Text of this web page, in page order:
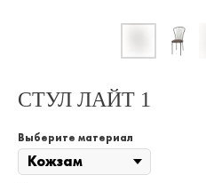
СТУЛ ЛАЙТ 1
Выберите материал